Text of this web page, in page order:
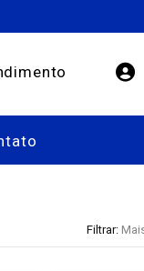
Filtrar: